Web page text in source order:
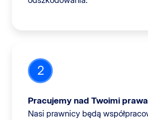
2
Pracujemy nad Twoimi
Nasi prawnicy będą